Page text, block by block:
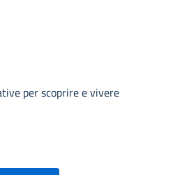
per scoprire e vivere